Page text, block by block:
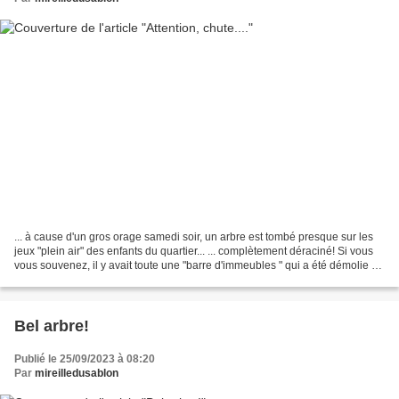
... à cause d'un gros orage samedi soir, un arbre est tombé presque sur les
jeux "plein air" des enfants du quartier... ... complètement déraciné! Si vous
vous souvenez, il y avait toute une "barre d'immeubles " qui a été démolie à
Bel arbre!
Publié le 25/09/2023 à 08:20
Par mireilledusablon